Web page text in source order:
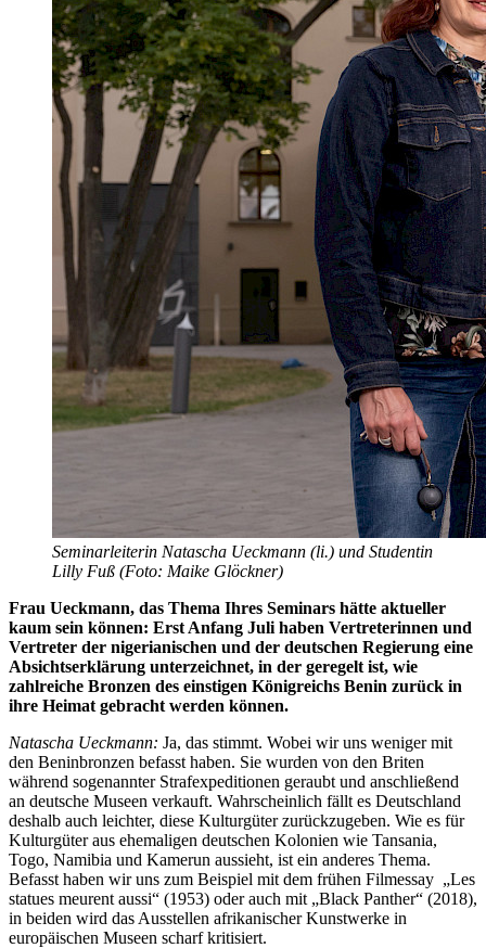
Seminarleiterin Natascha Ueckmann (li.) und Studentin
Lilly Fuß (Foto: Maike Glöckner)
Frau Ueckmann, das Thema Ihres Seminars hätte aktueller
kaum sein können: Erst Anfang Juli haben Vertreterinnen und
Vertreter der nigerianischen und der deutschen Regierung eine
Absichtserklärung unterzeichnet, in der geregelt ist, wie
zahlreiche Bronzen des einstigen Königreichs Benin zurück in
ihre Heimat gebracht werden können.
Natascha Ueckmann: Ja, das stimmt. Wobei wir uns weniger mit
den Beninbronzen befasst haben. Sie wurden von den Briten
während sogenannter Strafexpeditionen geraubt und anschließend
an deutsche Museen verkauft. Wahrscheinlich fällt es Deutschland
deshalb auch leichter, diese Kulturgüter zurückzugeben. Wie es für
Kulturgüter aus ehemaligen deutschen Kolonien wie Tansania,
Togo, Namibia und Kamerun aussieht, ist ein anderes Thema.
Befasst haben wir uns zum Beispiel mit dem frühen Filmessay „Les
statues meurent aussi“ (1953) oder auch mit „Black Panther“ (2018),
in beiden wird das Ausstellen afrikanischer Kunstwerke in
europäischen Museen scharf kritisiert.